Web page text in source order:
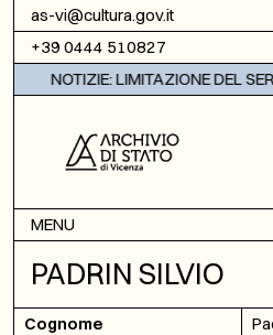
Vai al contenuto
as-vi@cultura.gov.it
+39 0444 510827
NOTIZIE: LIMITAZIONE DEL
MENU
PADRIN SILVIO
Cognome